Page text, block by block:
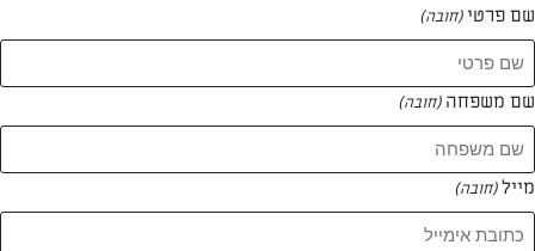
המתכונים של
0 מתכונים
המאמרים של ימית הוימן
שם פרטי(חובה)
שם משפחה (חובה)
מייל(חובה)